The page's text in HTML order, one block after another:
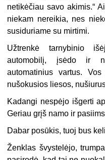
netikėčiau savo akimis.“
niekam nereikia, nes
susiduriame su mirtimi.
Užtrenkė tarnybinio
automobilį, įsėdo ir
automatinius vartus.
nušokusios liesos,
Kadangi nespėjo išgerti
Geriau grįš namo ir
Dabar posūkis, tuoj bus
Ženklas švystelėjo,